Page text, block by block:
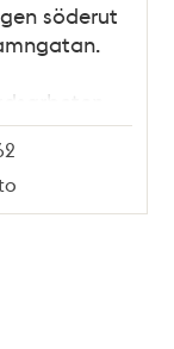
söderut
Torg. I
med